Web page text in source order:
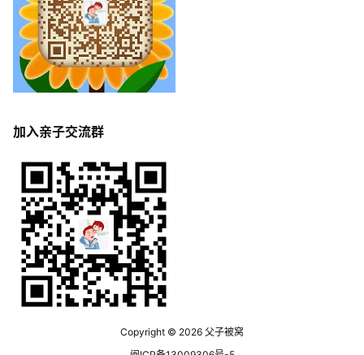
加入亲子交流群
Copyright © 2026 父子被窝